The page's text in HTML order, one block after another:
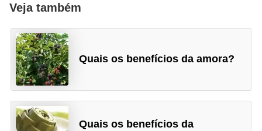
Veja também
Quais os benefícios da amora?
Quais os benefícios da